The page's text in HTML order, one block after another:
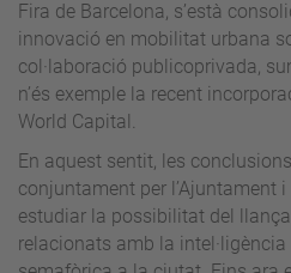
Fira de Barcelona, s’està
innovació en mobilitat urbana
col·laboració publicoprivada,
n’és exemple la recent
World Capital.
En aquest sentit, les
conjuntament per l’Ajuntament
estudiar la possibilitat del
relacionats amb la